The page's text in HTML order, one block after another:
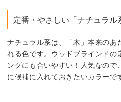
定番・やさしい「ナチュラル
ナチュラル系は、「木」本来のあ
れる色です。ウッドブラインドの
ングにも合いやすい！人気なので
に候補に入れておきたいカラーで